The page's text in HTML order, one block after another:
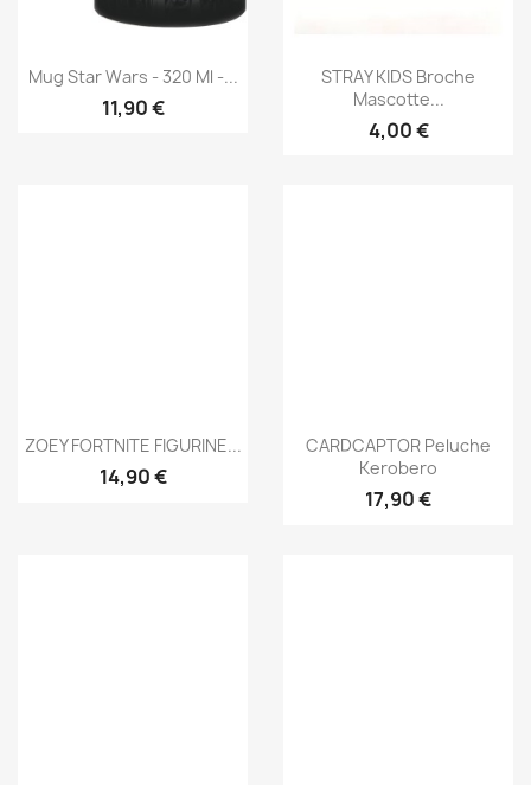
Aperçu rapide
Mug Star Wars - 320 Ml -...
11,90 €
Aperçu rapide
STRAY KIDS Broche
Mascotte...
4,00 €
Aperçu rapide
ZOEY FORTNITE FIGURINE...
14,90 €
Aperçu rapide
CARDCAPTOR Peluche
Kerobero
17,90 €